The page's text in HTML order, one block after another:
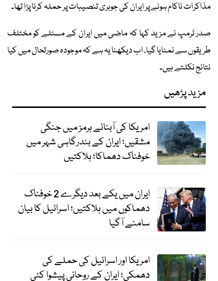
مذاکرات ناکام ہونے پر ایران کی جوہری تنصیبات پر حملہ کرنا پڑا تھا۔
صدر ٹرمپ نے مزید کہا کہ ماضی میں ایران کے مسئلے کو مختلف
طریقوں سے نمٹایا گیا، اب دیکھنا یہ ہے کہ موجودہ صورتحال میں کیا
نتائج نکلتے ہیں۔
مزید پڑھیں
امریکا کی آبنائے ہرمز میں جنگی
مشقیں؛ ایران کے بندرگاہی شہر میں
خوفناک دھماکا؛ ہلاکتیں
ایران میں یکے بعد دیگرے 2 خوفناک
دھماکوں میں ہلاکتیں؛ اسرائیل کا بیان
سامنے آگیا
امریکا اور اسرائیل کی حملے کی
دھمکی؛ ایران کے روحانی پیشوا کئی